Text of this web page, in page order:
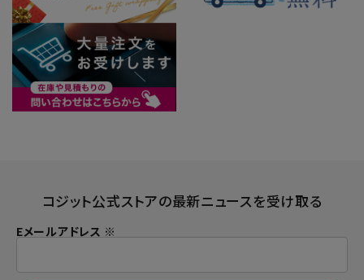
コジット公式ストアの最新ニュースを受け取る
Eメールアドレス ※